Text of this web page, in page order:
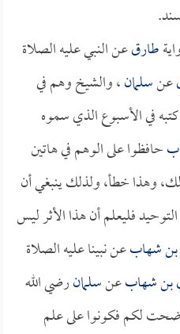
طارقعن النبي عليه الصلاة
عنسلمان، والشيخ وهم في
في الأسبوع الذي سموه
حافظوا على الوهم في هاتين
وهذا خطأ، ولذلك ينبغي أن
فليعلم أن هذا الأثر ليس
شهابعن نبينا عليه الصلاة
بن شهابعنسلمانرضي الله
وضحت لكم فكونوا على علم